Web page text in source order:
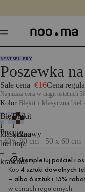
Produkty
BESTSELLERY
Poszewka
Sale cena €16Cena
Najniższa cena w ciągu ostatnich
Kolor Błękit i klasyczna biel
Błękit
i
klasyczna
biel
–
krata
Błękit
i
kakaowy
brąz
–
krata
Wymiary: 60 x 70 cm
Rozmiar
40 x 80 cm 50 x 60 cm
Skompletuj pościel i
Kup 4 sztuki dowolnych
– albo 6 sztuk i 15%
w cenach regularnych.